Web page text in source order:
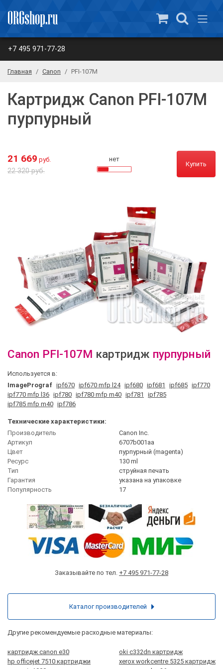
+7 495 971-77-28
Главная Canon PFI-107M
Картридж Canon PFI-107M
пурпурный
21 669 руб.
22 320 руб.
нет
Купить
Canon PFI-107M картридж пурпурный
Используется в:
ImagePrograf ipf670 ipf670 mfp l24 ipf680 ipf681 ipf685 ipf770
ipf770 mfp l36 ipf780 ipf780 mfp m40 ipf781
ipf785
ipf785 mfp m40 ipf786
Технические характеристики:
Производитель
Canon Inc.
Артикул
6707b001aa
Цвет
пурпурный (magenta)
Ресурс
130 ml
Тип
струйная печать
Гарантия
указана на упаковке
Популярность
17
Заказывайте по тел. +7 495 971-77-28
Другие рекомендуемые расходные материалы:
картридж canon e30
oki c332dn картридж
hp officejet 7510 картриджи
xerox workcentre 5325 картридж